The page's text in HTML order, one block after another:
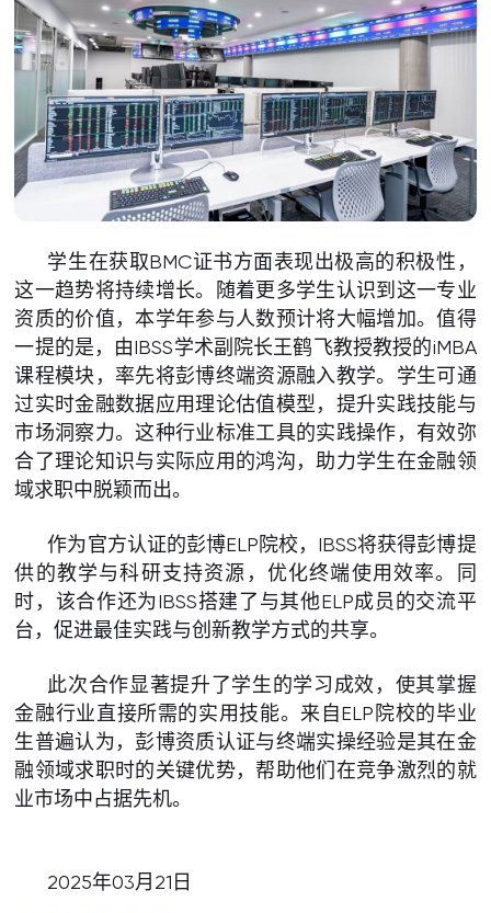
学生在获取BMC证书方面表现出极高的积极性，
这一趋势将持续增长。随着更多学生认识到这一专业
资质的价值，本学年参与人数预计将大幅增加。值得
一提的是，由IBSS学术副院长王鹤飞教授教授的iMBA
课程模块，率先将彭博终端资源融入教学。学生可通
过实时金融数据应用理论估值模型，提升实践技能与
市场洞察力。这种行业标准工具的实践操作，有效弥
合了理论知识与实际应用的鸿沟，助力学生在金融领
域求职中脱颖而出。
作为官方认证的彭博ELP院校，IBSS将获得彭博提
供的教学与科研支持资源，优化终端使用效率。同
时，该合作还为IBSS搭建了与其他ELP成员的交流平
台，促进最佳实践与创新教学方式的共享。
此次合作显著提升了学生的学习成效，使其掌握
金融行业直接所需的实用技能。来自ELP院校的毕业
生普遍认为，彭博资质认证与终端实操经验是其在金
融领域求职时的关键优势，帮助他们在竞争激烈的就
业市场中占据先机。
2025年03月21日